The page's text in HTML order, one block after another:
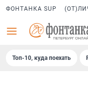
ФОНТАНКА SUP
Топ-10, куда поехать